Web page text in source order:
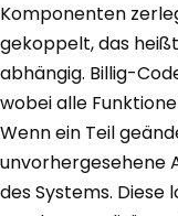
Komponenten
gekoppelt, das
abhängig. Billig-
wobei alle
Wenn ein Teil
unvorhergesehene
des Systems. Diese